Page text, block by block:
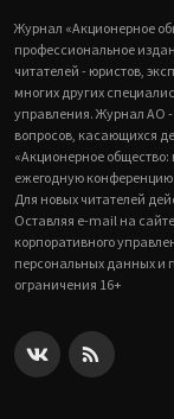
Журнал «Акционерное
профессиональное
читателей - юристов,
многих других
управления. Журнал АО
вопросов, касающихся
«Акционерное
ежегодную конференцию
Для новых читателей
Оставляя e-mail на
корпоративного
персональных данных и
ограничения 16+